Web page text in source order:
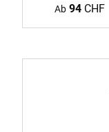
Ab 94CHF